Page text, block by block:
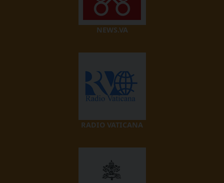
NEWS.VA
RADIO VATICANA